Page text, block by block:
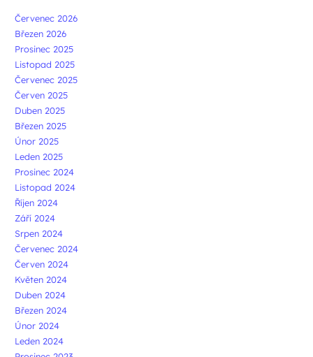
Červenec 2026
Březen 2026
Prosinec 2025
Listopad 2025
Červenec 2025
Červen 2025
Duben 2025
Březen 2025
Únor 2025
Leden 2025
Prosinec 2024
Listopad 2024
Říjen 2024
Září 2024
Srpen 2024
Červenec 2024
Červen 2024
Květen 2024
Duben 2024
Březen 2024
Únor 2024
Leden 2024